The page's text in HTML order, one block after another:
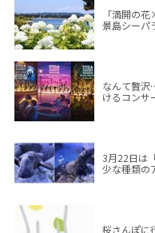
「満開の
景島シーパ
なんて贅沢
けるコンサ
3月22日は
少な種類の
桜さんぽに